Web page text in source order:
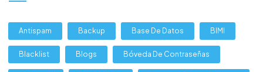
Antispam Backup Base De Datos BIMI
Blacklist Blogs Bóveda De Contraseñas